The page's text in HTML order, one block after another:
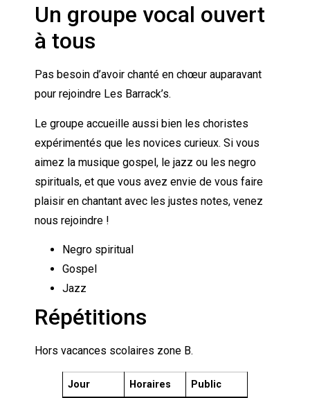
Un groupe vocal ouvert
à tous
Pas besoin d’avoir chanté en chœur auparavant
pour rejoindre Les Barrack’s.
Le groupe accueille aussi bien les choristes
expérimentés que les novices curieux. Si vous
aimez la musique gospel, le jazz ou les negro
spirituals, et que vous avez envie de vous faire
plaisir en chantant avec les justes notes, venez
nous rejoindre !
Negro spiritual
Gospel
Jazz
Répétitions
Hors vacances scolaires zone B.
Jour Horaires Public